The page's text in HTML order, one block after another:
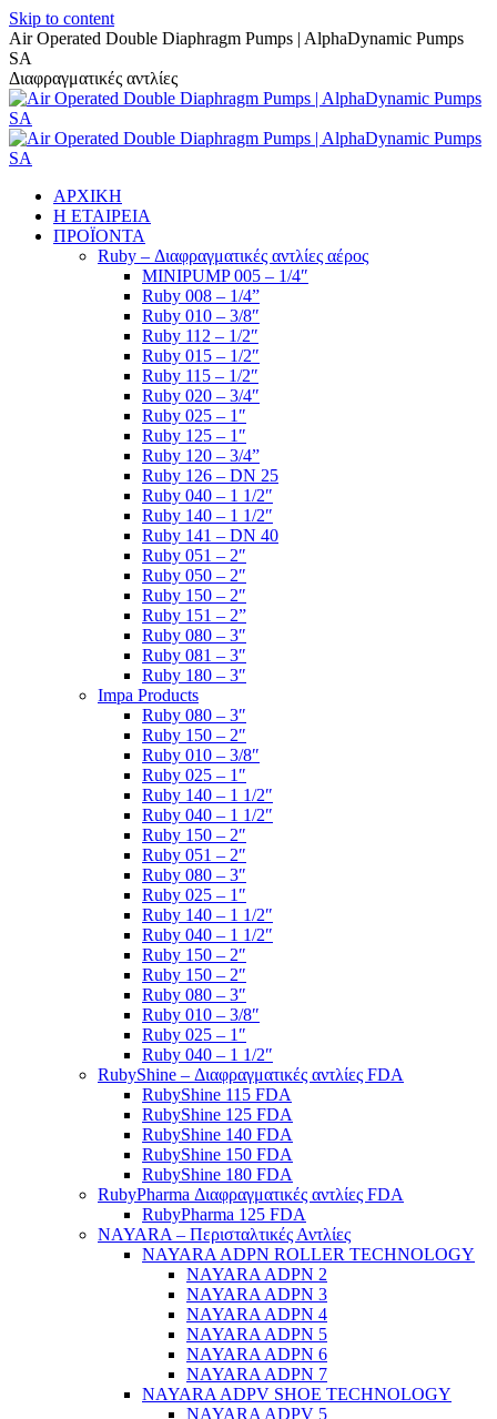
Skip to content
Air Operated Double Diaphragm Pumps | AlphaDynamic Pumps
SA
Διαφραγματικές αντλίες
ΑΡΧΙΚΗ
Η ΕΤΑΙΡΕΙΑ
ΠΡΟΪΟΝΤΑ
Ruby – Διαφραγματικές αντλίες αέρος
MINIPUMP 005 – 1/4″
Ruby 008 – 1/4”
Ruby 010 – 3/8″
Ruby 112 – 1/2″
Ruby 015 – 1/2″
Ruby 115 – 1/2″
Ruby 020 – 3/4″
Ruby 025 – 1″
Ruby 125 – 1″
Ruby 120 – 3/4”
Ruby 126 – DN 25
Ruby 040 – 1 1/2″
Ruby 140 – 1 1/2″
Ruby 141 – DN 40
Ruby 051 – 2″
Ruby 050 – 2″
Ruby 150 – 2″
Ruby 151 – 2”
Ruby 080 – 3″
Ruby 081 – 3″
Ruby 180 – 3″
Impa Products
Ruby 080 – 3″
Ruby 150 – 2″
Ruby 010 – 3/8″
Ruby 025 – 1″
Ruby 140 – 1 1/2″
Ruby 040 – 1 1/2″
Ruby 150 – 2″
Ruby 051 – 2″
Ruby 080 – 3″
Ruby 025 – 1″
Ruby 140 – 1 1/2″
Ruby 040 – 1 1/2″
Ruby 150 – 2″
Ruby 150 – 2″
Ruby 080 – 3″
Ruby 010 – 3/8″
Ruby 025 – 1″
Ruby 040 – 1 1/2″
RubyShine – Διαφραγματικές αντλίες FDA
RubyShine 115 FDA
RubyShine 125 FDA
RubyShine 140 FDA
RubyShine 150 FDA
RubyShine 180 FDA
RubyPharma Διαφραγματικές αντλίες FDA
RubyPharma 125 FDA
NAYARA – Περισταλτικές Αντλίες
NAYARA ADPN ROLLER TECHNOLOGY
NAYARA ADPN 2
NAYARA ADPN 3
NAYARA ADPN 4
NAYARA ADPN 5
NAYARA ADPN 6
NAYARA ADPN 7
NAYARA ADPV SHOE TECHNOLOGY
NAYARA ADPV 5